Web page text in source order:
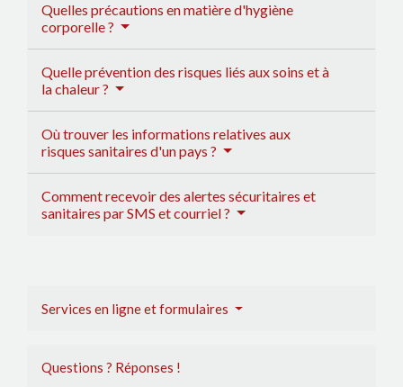
Quelles précautions en matière d'hygiène
corporelle ?
Quelle prévention des risques liés aux soins et à
la chaleur ?
Où trouver les informations relatives aux
risques sanitaires d'un pays ?
Comment recevoir des alertes sécuritaires et
sanitaires par SMS et courriel ?
Services en ligne et formulaires
Questions ? Réponses !